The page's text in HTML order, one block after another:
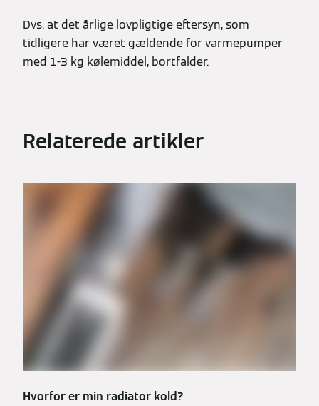
Dvs. at det årlige lovpligtige eftersyn, som
tidligere har været gældende for varmepumper
med 1-3 kg kølemiddel, bortfalder.
Relaterede artikler
Hvorfor er min radiator kold?